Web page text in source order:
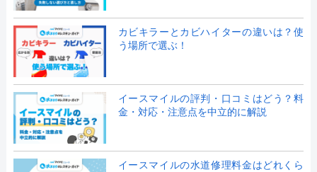
カビキラーとカビハイターの違いは？使
う場所で選ぶ！
イースマイルの評判・口コミはどう？料
金・対応・注意点を中立的に解説
イースマイルの水道修理料金はどれくら